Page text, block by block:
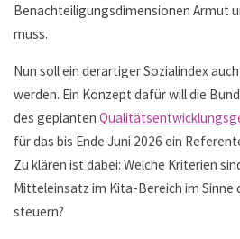
Benachteiligungsdimensionen Armut
muss.
Nun soll ein derartiger Sozialindex
werden. Ein Konzept dafür will die
des geplanten
für das bis Ende Juni 2026 ein
Zu klären ist dabei: Welche Kriterien
Mitteleinsatz im Kita-Bereich im Sinne
steuern?